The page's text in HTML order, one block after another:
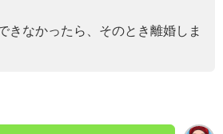
きなかったら、そのとき離婚しま